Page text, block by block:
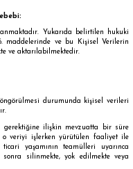
Yukarıda belirtilen hukuki
maddelerinde ve bu Kişisel Verilerin
ve aktarılabilmektedir.
durumunda kişisel verileri
gerektiğine ilişkin mevzuatta bir süre
o veriyi işlerken yürütülen faaliyet ile
yaşamının teamülleri uyarınca
silinmekte, yok edilmekte veya